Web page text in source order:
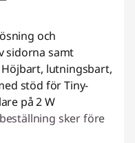
och
sidorna samt
lutningsbart,
stöd för Tiny-
på 2 W
sker före